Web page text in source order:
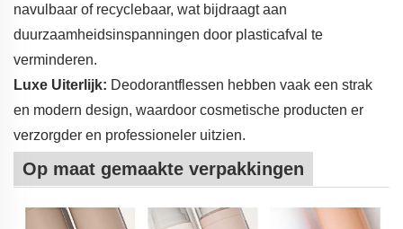
navulbaar of recyclebaar, wat bijdraagt aan
duurzaamheidsinspanningen door plasticafval te
verminderen.
Luxe Uiterlijk: Deodorantflessen hebben vaak een strak
en modern design, waardoor cosmetische producten er
verzorgder en professioneler uitzien.
Op maat gemaakte verpakkingen